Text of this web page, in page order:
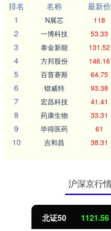
排名
名称 最新价
1
N展芯 118
2 一博科技 53.33
3 泰金新能 131.52
4 方邦股份 146.16
5 百普赛斯 64.75
6 锴威特 93.38
7 宏昌科技 41.41
8 药康生物 33.31
9 毕得医药 61
10 吉和昌 38.31
沪深京行
北证50 1121.56